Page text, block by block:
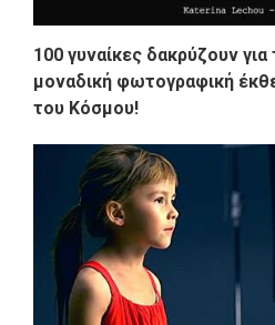
100 γυναίκες δακρύζουν
μοναδική φωτογραφική
του Κόσμου!